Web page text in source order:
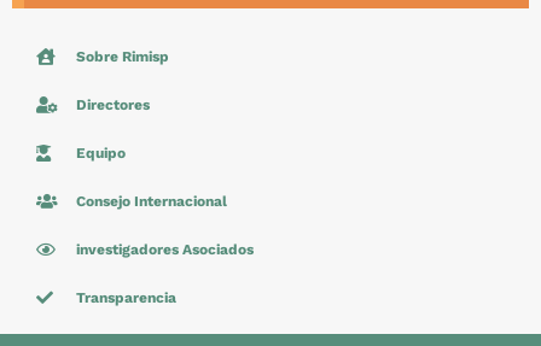
Sobre Rimisp
Directores
Equipo
Consejo Internacional
investigadores Asociados
Transparencia